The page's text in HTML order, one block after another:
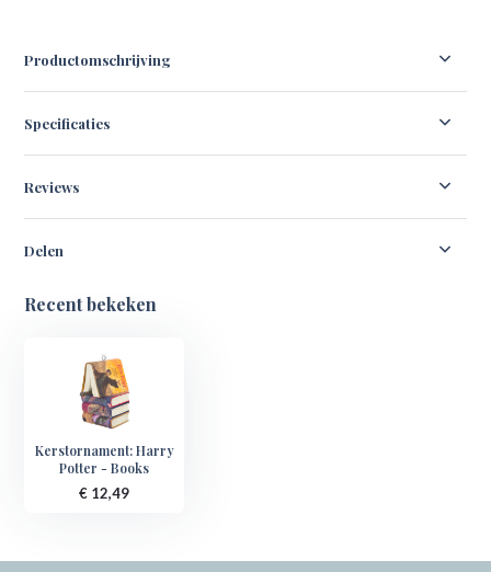
Productomschrijving
Specificaties
Reviews
Delen
Recent bekeken
Kerstornament: Harry
Potter - Books
€ 12,49